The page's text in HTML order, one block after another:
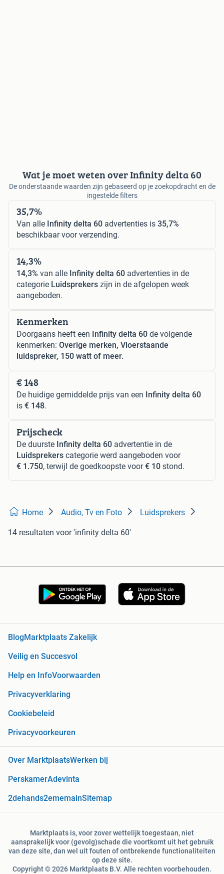
Wat je moet weten over Infinity delta 60
De onderstaande waarden zijn gebaseerd op je zoekopdracht en de
ingestelde filters
35,7%
Van alle Infinity delta 60 advertenties is 35,7%
beschikbaar voor verzending.
14,3%
14,3% van alle Infinity delta 60 advertenties in de
categorie Luidsprekers zijn in de afgelopen week
aangeboden.
Kenmerken
Doorgaans heeft een Infinity delta 60 de volgende
kenmerken: Overige merken, Vloerstaande
luidspreker, 150 watt of meer.
€ 148
De huidige gemiddelde prijs van een Infinity delta 60
is € 148.
Prijscheck
De duurste Infinity delta 60 advertentie in de
Luidsprekers categorie werd aangeboden voor
€ 1.750, terwijl de goedkoopste voor€ 10 stond.
Home Audio, Tv en Foto Luidsprekers
14 resultaten voor 'infinity delta 60'
Blog Marktplaats Zakelijk
Veilig en Succesvol
Help en InfoVoorwaarden
Privacyverklaring
Cookiebeleid
Privacyvoorkeuren
Over MarktplaatsWerken bij
PerskamerAdevinta
2dehands2ememainSitemap
Marktplaats is, voor zover wettelijk toegestaan, niet
aansprakelijk voor (gevolg)schade die voortkomt uit het gebruik
van deze site, dan wel uit fouten of ontbrekende functionaliteiten
op deze site.
Copyright © 2026 Marktplaats B.V. Alle rechten voorbehouden.